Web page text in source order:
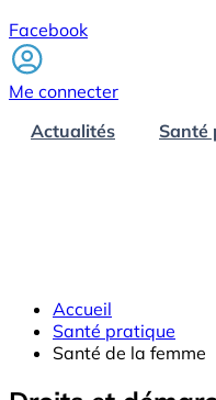
Facebook
Me connecter
Actualités
Santé
Accueil
Santé pratique
Santé de la femme